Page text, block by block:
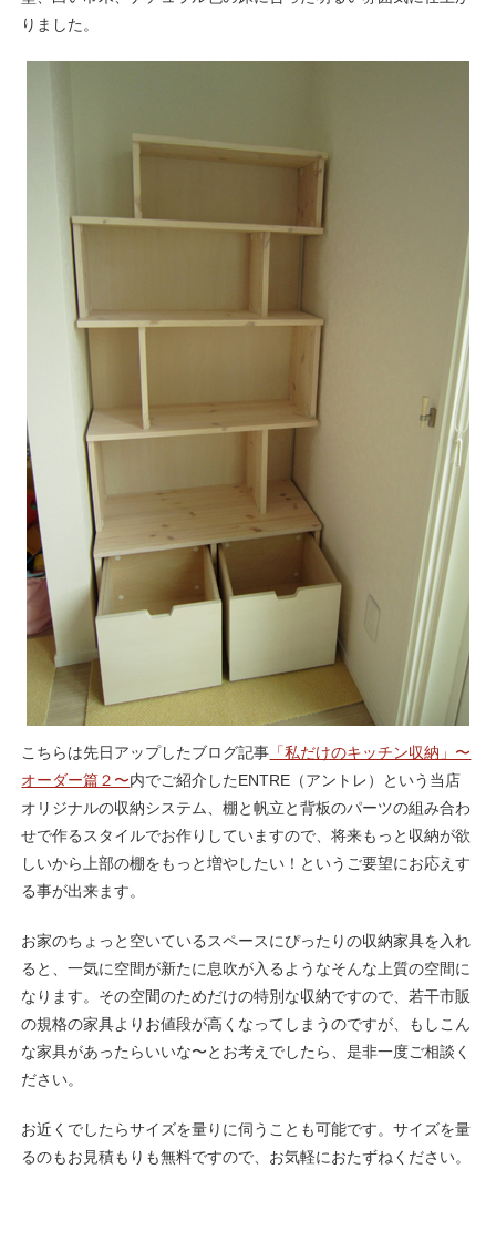
りました。
こちらは先日アップしたブログ記事 「私だけのキッチン収納」〜
オーダー篇２〜内でご紹介したENTRE（アントレ）という当店
オリジナルの収納システム、棚と帆立と背板のパーツの組み合わ
せで作るスタイルでお作りしていますので、将来もっと収納が欲
しいから上部の棚をもっと増やしたい！というご要望にお応えす
る事が出来ます。
お家のちょっと空いているスペースにぴったりの収納家具を入れ
ると、一気に空間が新たに息吹が入るようなそんな上質の空間に
なります。その空間のためだけの特別な収納ですので、若干市販
の規格の家具よりお値段が高くなってしまうのですが、もしこん
な家具があったらいいな〜とお考えでしたら、是非一度ご相談く
ださい。
お近くでしたらサイズを量りに伺うことも可能です。サイズを量
るのもお見積もりも無料ですので、お気軽におたずねください。